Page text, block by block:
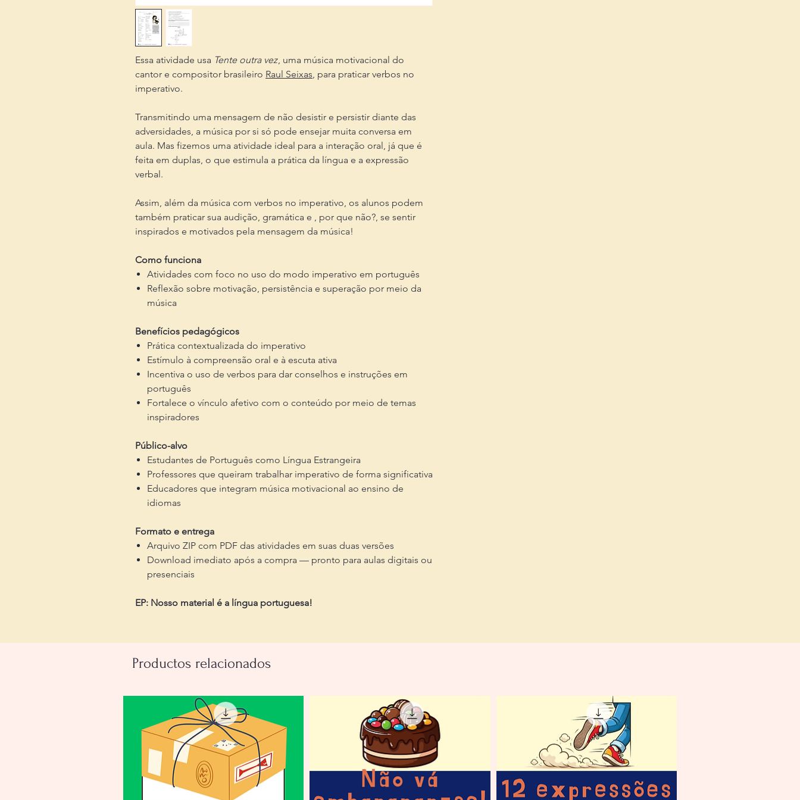
Essa atividade usa Tente outra vez, uma música motivacional do
cantor e compositor brasileiro Raul Seixas, para praticar verbos no
imperativo.
Transmitindo uma mensagem de não desistir e persistir diante das
adversidades, a música por si só pode ensejar muita conversa em
aula. Mas fizemos uma atividade ideal para a interação oral, já que é
feita em duplas, o que estimula a prática da língua e a expressão
verbal.
Assim, além da música com verbos no imperativo, os alunos podem
também praticar sua audição, gramática e , por que não?, se sentir
inspirados e motivados pela mensagem da música!
Como funciona
Atividades com foco no uso do modo imperativo em português
Reflexão sobre motivação, persistência e superação por meio da
música
Benefícios pedagógicos
Prática contextualizada do imperativo
Estímulo à compreensão oral e à escuta ativa
Incentiva o uso de verbos para dar conselhos e instruções em
português
Fortalece o vínculo afetivo com o conteúdo por meio de temas
inspiradores
Público-alvo
Estudantes de Português como Língua Estrangeira
Professores que queiram trabalhar imperativo de forma significativa
Educadores que integram música motivacional ao ensino de
idiomas
Formato e entrega
Arquivo ZIP com PDF das atividades em suas duas versões
Download imediato após a compra — pronto para aulas digitais ou
presenciais
EP: Nosso material é a língua portuguesa!
Productos relacionados